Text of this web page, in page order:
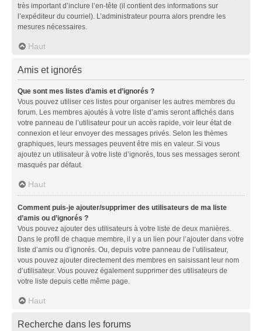
très important d’inclure l’en-tête (il contient des informations sur
l’expéditeur du courriel). L’administrateur pourra alors prendre les
mesures nécessaires.
Haut
Amis et ignorés
Que sont mes listes d’amis et d’ignorés ?
Vous pouvez utiliser ces listes pour organiser les autres membres du
forum. Les membres ajoutés à votre liste d’amis seront affichés dans
votre panneau de l’utilisateur pour un accès rapide, voir leur état de
connexion et leur envoyer des messages privés. Selon les thèmes
graphiques, leurs messages peuvent être mis en valeur. Si vous
ajoutez un utilisateur à votre liste d’ignorés, tous ses messages seront
masqués par défaut.
Haut
Comment puis-je ajouter/supprimer des utilisateurs de ma liste
d’amis ou d’ignorés ?
Vous pouvez ajouter des utilisateurs à votre liste de deux manières.
Dans le profil de chaque membre, il y a un lien pour l’ajouter dans votre
liste d’amis ou d’ignorés. Ou, depuis votre panneau de l’utilisateur,
vous pouvez ajouter directement des membres en saisissant leur nom
d’utilisateur. Vous pouvez également supprimer des utilisateurs de
votre liste depuis cette même page.
Haut
Recherche dans les forums